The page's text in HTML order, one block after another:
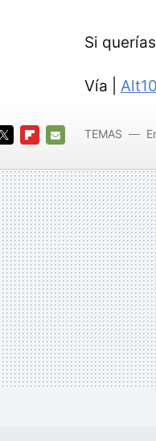
Si
Vía |
MAIL
TEMAS